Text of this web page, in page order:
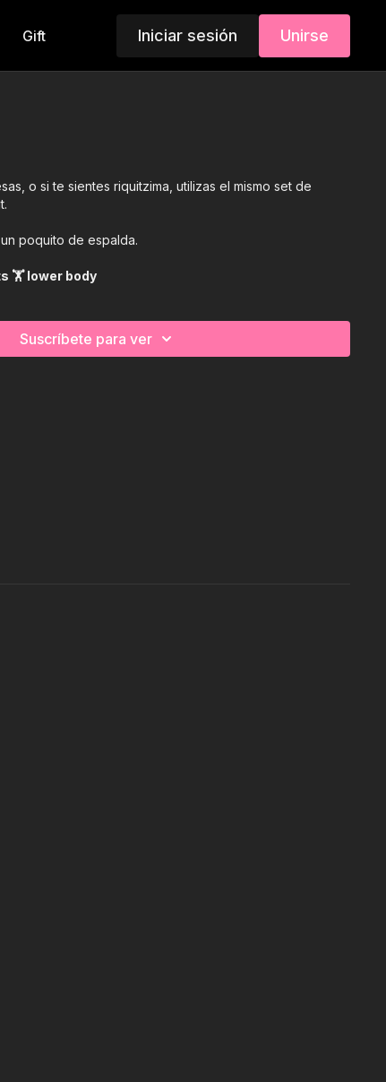
Gift Iniciar sesión Unirse
o si te sientes riquitzima, utilizas el mismo set de
poquito de espalda.
🏋 lower body
Suscríbete para ver